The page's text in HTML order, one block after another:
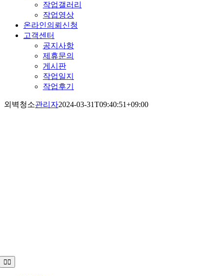
작업갤러리
작업영상
온라인의뢰신청
고객센터
공지사항
제휴문의
게시판
작업일지
작업후기
외벽청소관리자2024-03-31T09:40:51+09:00
Toggle
Navigation